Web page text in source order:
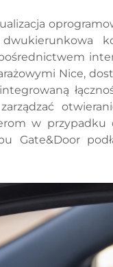
Nice,
w przypadku
Gate&Door